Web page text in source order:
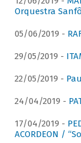
Orquestra
05/06/2019 -
29/05/2019 -
22/05/2019 -
24/04/2019 -
17/04/2019 -
ACORDEON /